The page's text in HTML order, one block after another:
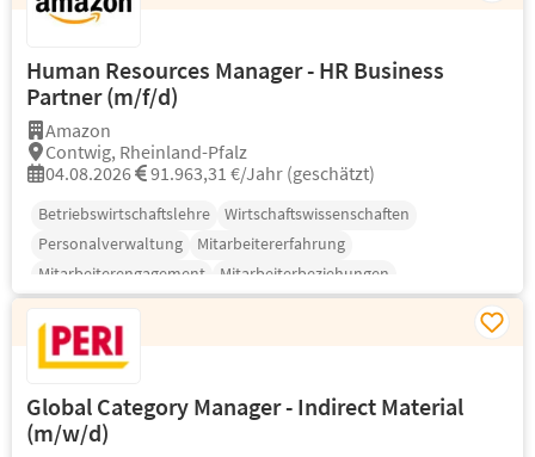
Human Resources Manager - HR Business
Partner (m/f/d)
Amazon
Contwig, Rheinland-Pfalz
04.08.2026
91.963,31 €/Jahr (geschätzt)
Betriebswirtschaftslehre
Wirtschaftswissenschaften
Personalverwaltung
Mitarbeitererfahrung
Mitarbeiterengagement
Mitarbeiterbeziehungen
Talentmanagement
Global Category Manager - Indirect Material
(m/w/d)